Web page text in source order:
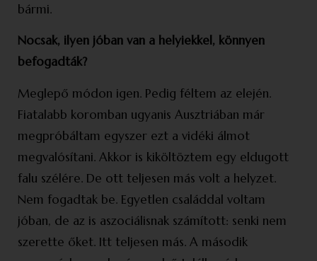
bármi.
Nocsak, ilyen jóban van a helyiekkel, könnyen
befogadták?
Meglepő módon igen. Pedig féltem az elején.
Fiatalabb koromban ugyanis Ausztriában már
megpróbáltam egyszer ezt a vidéki álmot
megvalósítani. Akkor is kiköltöztem egy eldugott
falu szélére. De ott teljesen más volt a helyzet.
Nem fogadtak be. Egyetlen családdal voltam
jóban, de az is aszociálisnak számított: senki nem
szerette őket. Itt teljesen más. A második